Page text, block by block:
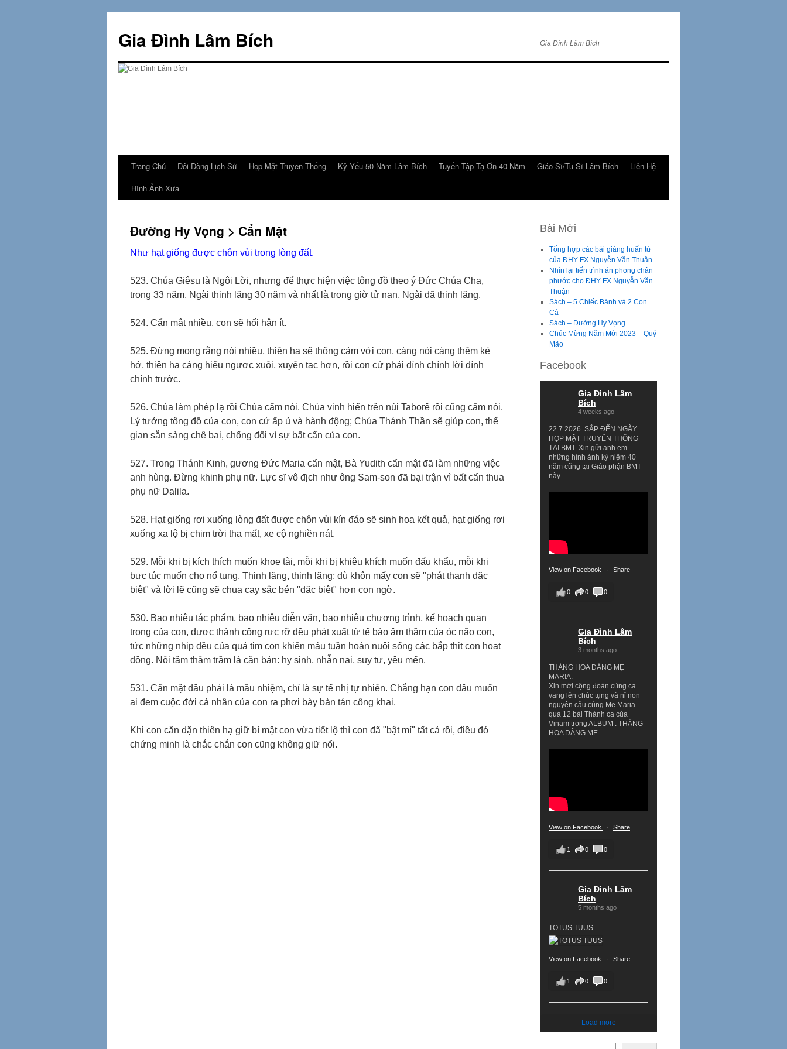
content
Gia Đình Lâm Bích Gia Đình Lâm Bích
Trang Chủ Đôi Dòng Lịch Sử Họp Mặt Truyền Thống Kỷ Yếu 50 Năm Lâm Bích Tuyển Tập Tạ Ơn 40 Năm Giáo Sĩ/Tu Sĩ Lâm Bích
Liên Hệ
Hình Ảnh Xưa
Đường Hy Vọng > Cẩn Mật
Như hạt giống được chôn vùi trong lòng đất.
523. Chúa Giêsu là Ngôi Lời, nhưng để thực hiện việc tông đồ theo ý Đức Chúa Cha,
trong 33 năm, Ngài thinh lặng 30 năm và nhất là trong giờ tử nạn, Ngài đã thinh lặng.
524. Cẩn mật nhiều, con sẽ hối hận ít.
525. Đừng mong rằng nói nhiều, thiên hạ sẽ thông cảm với con, càng nói càng thêm kẻ
hở, thiên hạ càng hiểu ngược xuôi, xuyên tạc hơn, rồi con cứ phải đính chính lời đính
chính trước.
526. Chúa làm phép lạ rồi Chúa cấm nói. Chúa vinh hiển trên núi Taborê rồi cũng cấm nói.
Lý tưởng tông đồ của con, con cứ ấp ủ và hành động; Chúa Thánh Thần sẽ giúp con, thế
gian sẵn sàng chê bai, chống đối vì sự bất cẩn của con.
527. Trong Thánh Kinh, gương Đức Maria cẩn mật, Bà Yudith cẩn mật đã làm những việc
anh hùng. Đừng khinh phụ nữ. Lực sĩ vô địch như ông Sam-son đã bại trận vì bất cẩn thua
phụ nữ Dalila.
528. Hạt giống rơi xuống lòng đất được chôn vùi kín đáo sẽ sinh hoa kết quả, hạt giống rơi
xuống xa lộ bị chim trời tha mất, xe cộ nghiền nát.
529. Mỗi khi bị kích thích muốn khoe tài, mỗi khi bị khiêu khích muốn đấu khẩu, mỗi khi
bực túc muốn cho nổ tung. Thinh lặng, thinh lặng; dù khôn mấy con sẽ "phát thanh đặc
biệt" và lời lẽ cũng sẽ chua cay sắc bén "đặc biệt" hơn con ngờ.
530. Bao nhiêu tác phẩm, bao nhiêu diễn văn, bao nhiêu chương trình, kế hoạch quan
trọng của con, được thành công rực rỡ đều phát xuất từ tế bào âm thầm của óc não con,
tức những nhịp đều của quả tim con khiến máu tuần hoàn nuôi sống các bắp thịt con hoạt
động. Nội tâm thâm trầm là căn bản: hy sinh, nhẫn nại, suy tư, yêu mến.
531. Cẩn mật đâu phải là mầu nhiệm, chỉ là sự tế nhị tự nhiên. Chẳng hạn con đâu muốn
ai đem cuộc đời cá nhân của con ra phơi bày bàn tán công khai.
Khi con căn dặn thiên hạ giữ bí mật con vừa tiết lộ thì con đã "bật mí" tất cả rồi, điều đó
chứng minh là chắc chắn con cũng không giữ nổi.
Bài Mới
Tổng hợp các bài giảng huấn từ
của ĐHY FX Nguyễn Văn Thuận
Nhìn lại tiến trình án phong chân
phước cho ĐHY FX Nguyễn Văn
Thuận
Sách – 5 Chiếc Bánh và 2 Con
Cá
Sách – Đường Hy Vọng
Chúc Mừng Năm Mới 2023 – Quý
Mão
Facebook
Gia Đình Lâm
Bích
4 weeks ago
22.7.2026. SẮP ĐẾN NGÀY
HỌP MẶT TRUYỀN THỐNG
TẠI BMT. Xin gửi anh em
những hình ảnh kỷ niệm 40
năm cũng tại Giáo phận BMT
này.
View on Facebook · Share
0 0 0
Gia Đình Lâm
Bích
3 months ago
THÁNG HOA DÂNG MẸ
MARIA.
Xin mời cộng đoàn cùng ca
vang lên chúc tụng và nỉ non
nguyện cầu cùng Mẹ Maria
qua 12 bài Thánh ca của
Vinam trong ALBUM : THÁNG
HOA DÂNG MẸ
View on Facebook · Share
1 0 0
Gia Đình Lâm
Bích
5 months ago
TOTUS TUUS
View on Facebook · Share
1 0 0
Load more